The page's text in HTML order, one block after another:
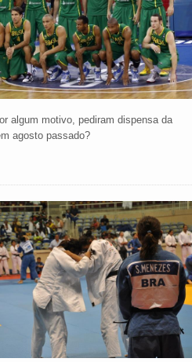
algum motivo, pediram dispensa da
agosto passado?